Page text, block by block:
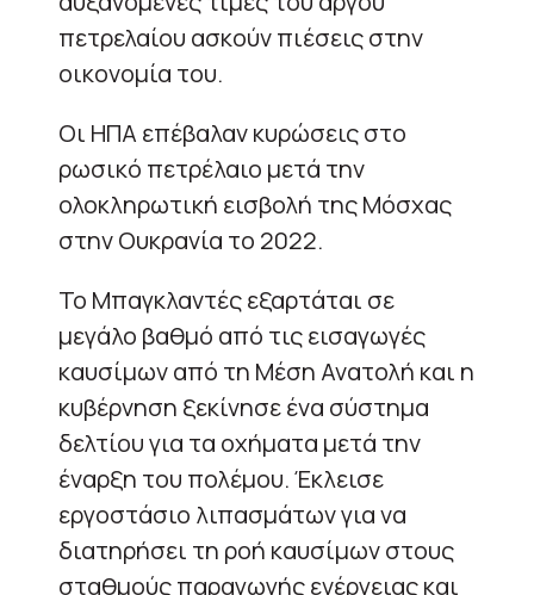
πετρελαίου ασκούν πιέσεις στην
οικονομία του.
Οι ΗΠΑ επέβαλαν κυρώσεις στο
ρωσικό πετρέλαιο μετά την
ολοκληρωτική εισβολή της Μόσχας
στην Ουκρανία το 2022.
Το Μπαγκλαντές εξαρτάται σε
μεγάλο βαθμό από τις εισαγωγές
καυσίμων από τη Μέση Ανατολή και η
κυβέρνηση ξεκίνησε ένα σύστημα
δελτίου για τα οχήματα μετά την
έναρξη του πολέμου. Έκλεισε
εργοστάσιο λιπασμάτων για να
διατηρήσει τη ροή καυσίμων στους
σταθμούς παραγωγής ενέργειας και